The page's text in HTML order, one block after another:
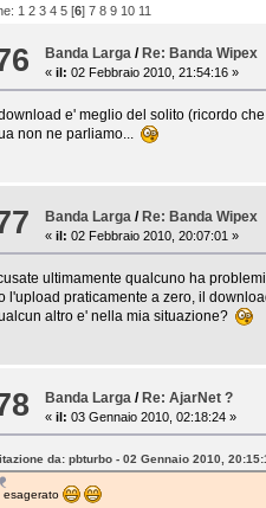
1 2 3 4 5 [6]7 8 9 10 11
Banda Larga / Re: Banda Wipex
«il: 02 Febbraio 2010, 21:54:16 »
download e' meglio del solito (ricordo
non ne parliamo...
Banda Larga /Re: Banda Wipex
«il: 02 Febbraio 2010, 20:07:01 »
ultimamente qualcuno ha
l'upload praticamente a zero, il
altro e' nella mia situazione?
Banda Larga / Re: AjarNet ?
«il: 03 Gennaio 2010, 02:18:24 »
da: pbturbo - 02 Gennaio 2010,
esagerato